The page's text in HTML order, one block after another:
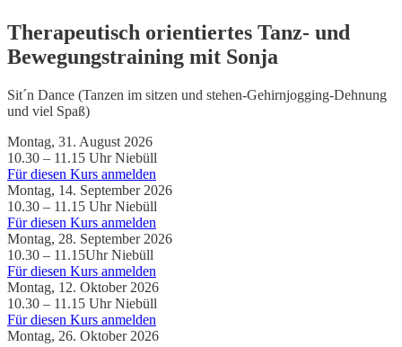
Therapeutisch orientiertes Tanz- und
Bewegungstraining mit Sonja
Sit´n Dance (Tanzen im sitzen und stehen-Gehirnjogging-Dehnung
und viel Spaß)
Montag, 31. August 2026
10.30 – 11.15 Uhr Niebüll
Für diesen Kurs anmelden
Montag, 14. September 2026
10.30 – 11.15 Uhr Niebüll
Für diesen Kurs anmelden
Montag, 28. September 2026
10.30 – 11.15Uhr Niebüll
Für diesen Kurs anmelden
Montag, 12. Oktober 2026
10.30 – 11.15 Uhr Niebüll
Für diesen Kurs anmelden
Montag, 26. Oktober 2026